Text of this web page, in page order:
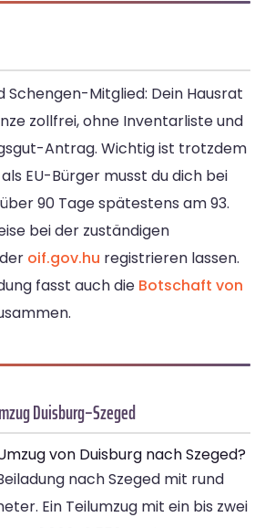
Schengen-Mitglied: Dein Hausrat
zollfrei, ohne Inventarliste und
Antrag. Wichtig ist trotzdem
EU-Bürger musst du dich bei
90 Tage spätestens am 93.
bei der zuständigen
oif.gov.hu registrieren lassen.
fasst auch die Botschaft von
Duisburg–Szeged
von Duisburg nach Szeged?
nach Szeged mit rund
Ein Teilumzug mit ein bis zwei